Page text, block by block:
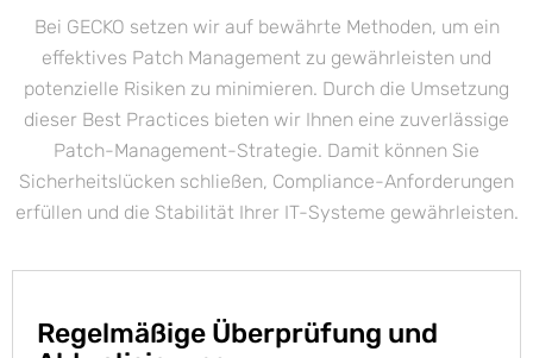
Bei GECKO setzen wir auf bewährte Methoden, um ein
effektives Patch Management zu gewährleisten und
potenzielle Risiken zu minimieren. Durch die Umsetzung
dieser Best Practices bieten wir Ihnen eine zuverlässige
Patch-Management-Strategie. Damit können Sie
Sicherheitslücken schließen, Compliance-Anforderungen
erfüllen und die Stabilität Ihrer IT-Systeme gewährleisten.
Regelmäßige Überprüfung und